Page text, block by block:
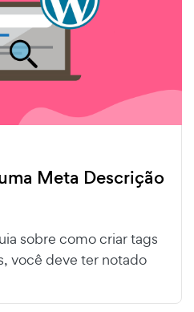
Meta Descrição
sobre como criar tags
você deve ter notado